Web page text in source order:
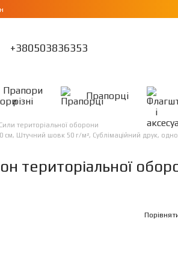
+380503836353
Прапори
різні
Прапорці
територіальної оборони
Штучний шовк 50 г/м², Сублімаційний друк,
територіальної